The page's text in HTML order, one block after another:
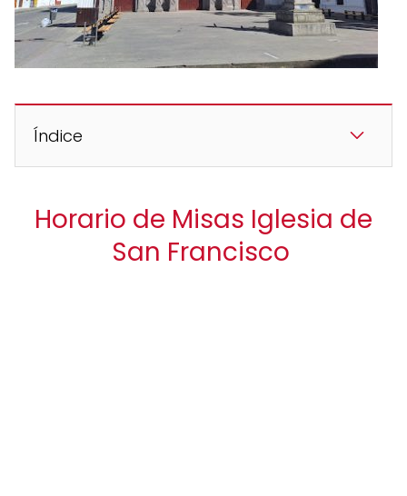
Índice
Horario de Misas Iglesia de
San Francisco